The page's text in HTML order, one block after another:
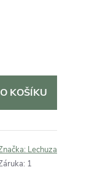
KOŠÍKU
Lechuza
: 1